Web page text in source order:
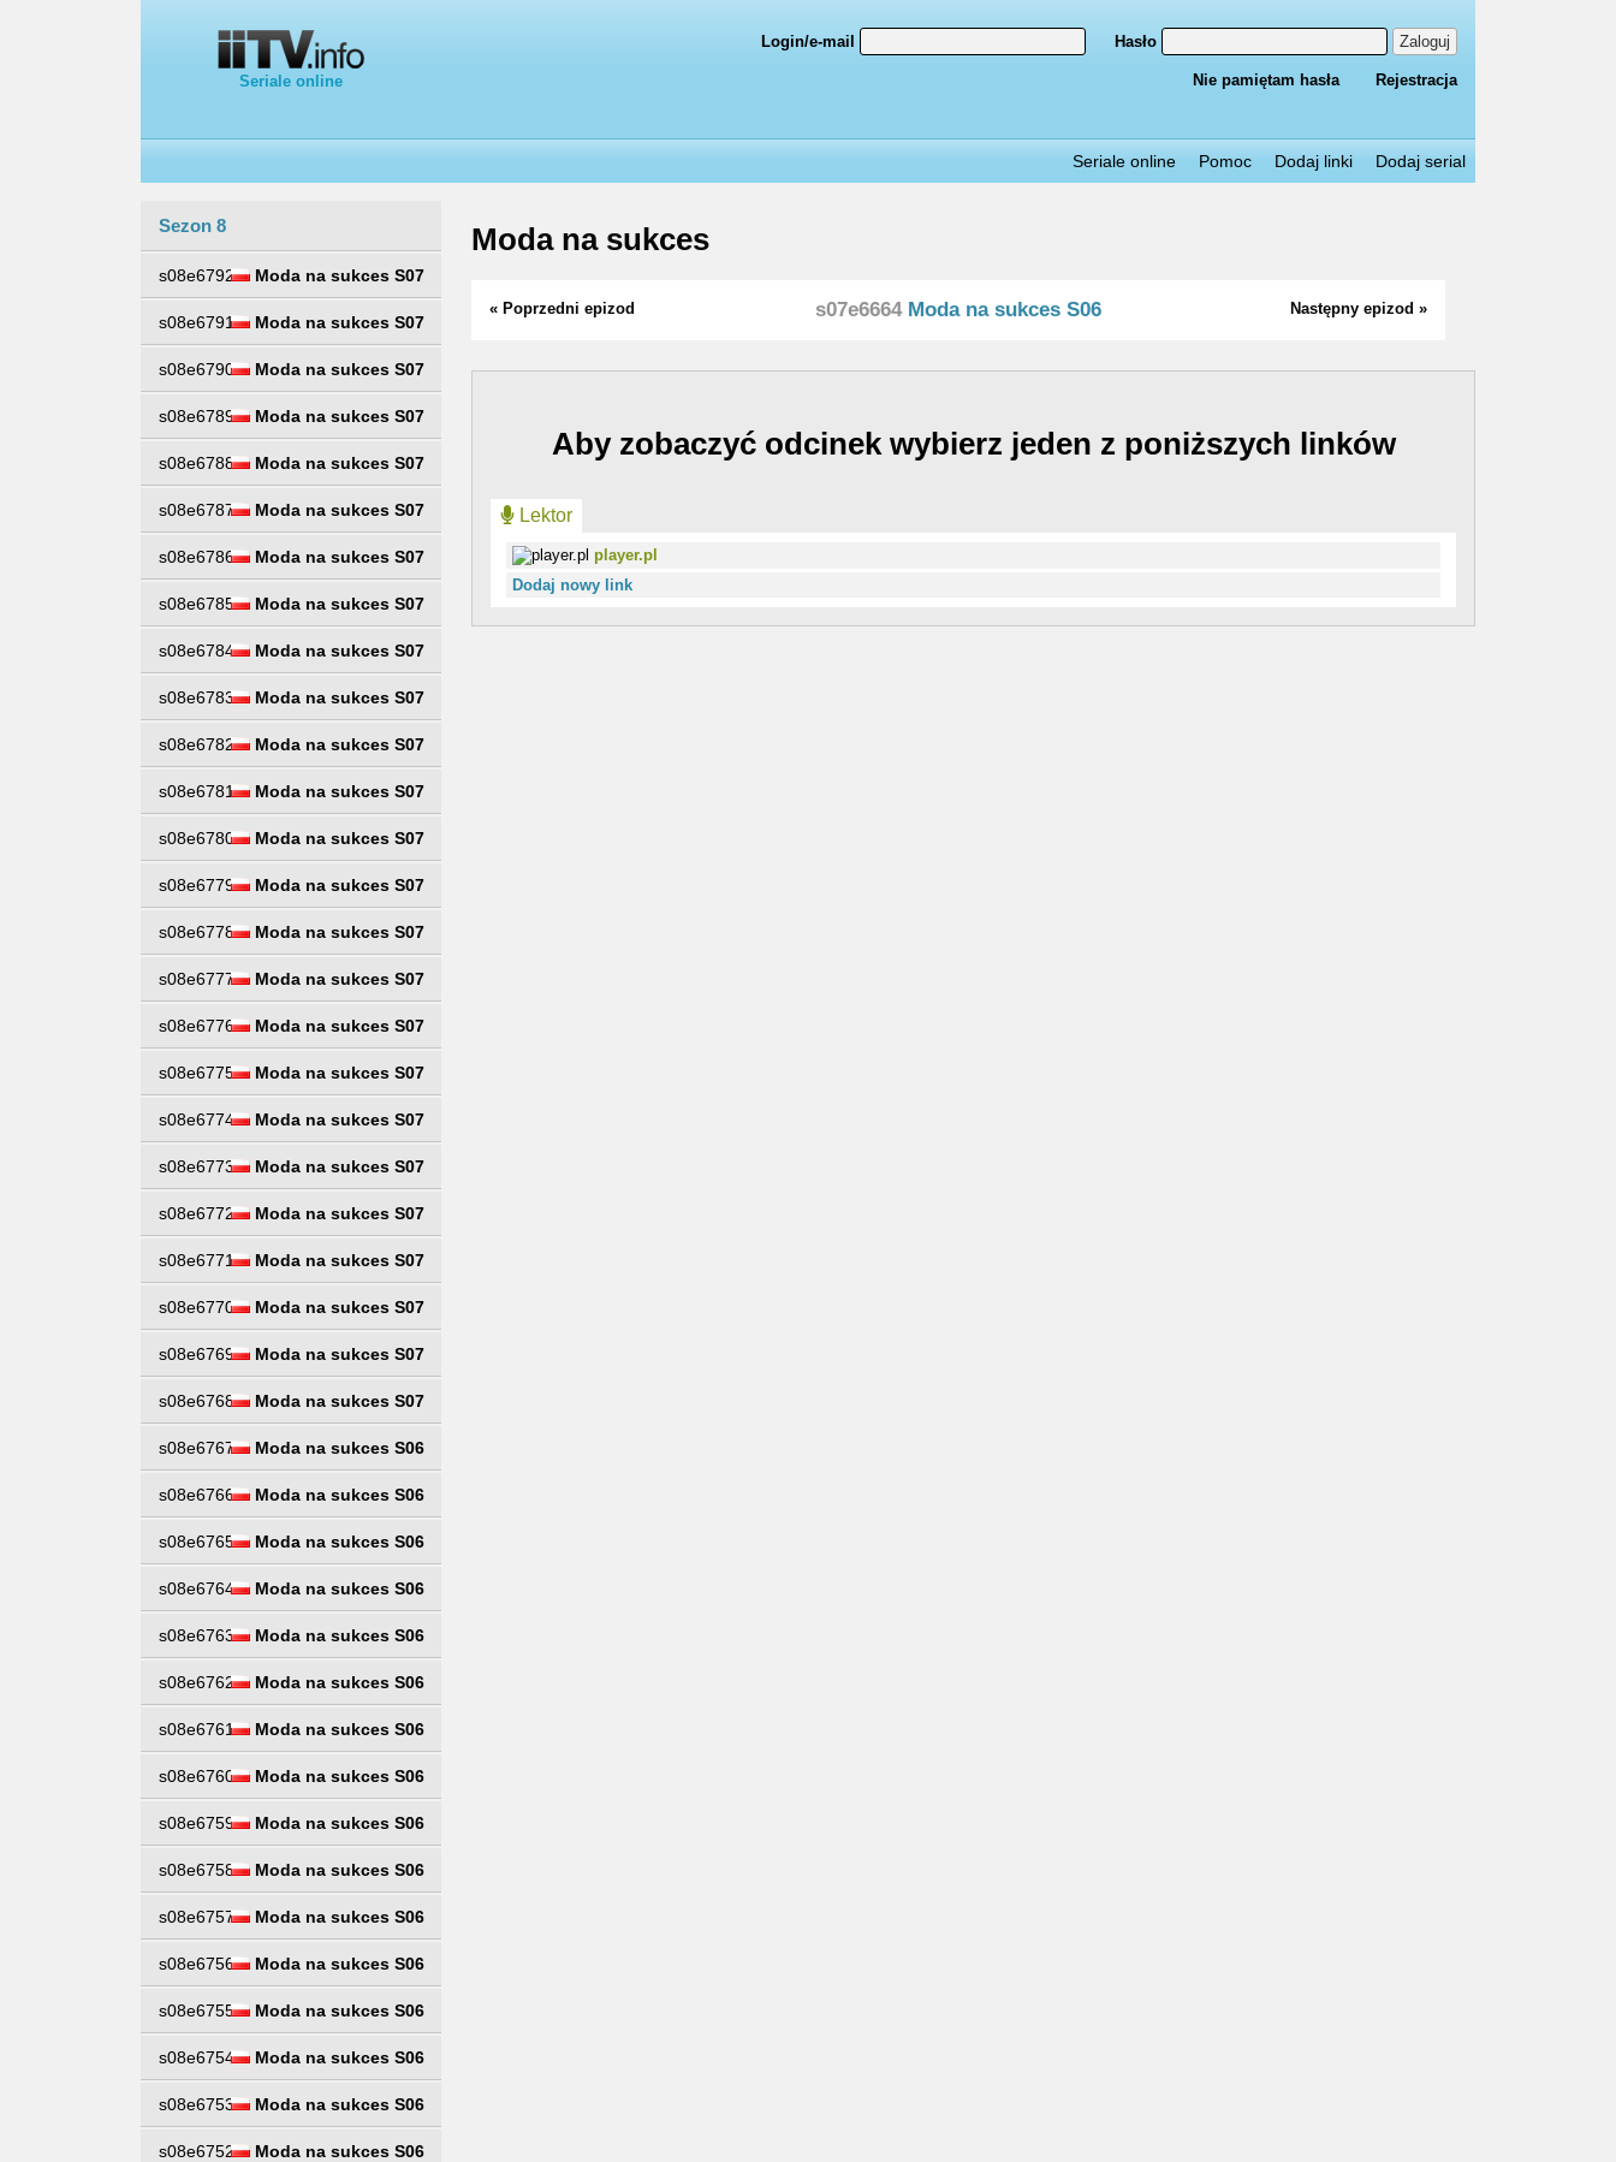
Seriale online
Login/e-mail Hasło Zaloguj
Nie pamiętam hasła Rejestracja
Seriale online Pomoc Dodaj linki Dodaj serial
Sezon 8
s08e6792 Moda na sukces S07
s08e6791 Moda na sukces S07
s08e6790 Moda na sukces S07
s08e6789 Moda na sukces S07
s08e6788 Moda na sukces S07
s08e6787 Moda na sukces S07
s08e6786 Moda na sukces S07
s08e6785 Moda na sukces S07
s08e6784 Moda na sukces S07
s08e6783 Moda na sukces S07
s08e6782 Moda na sukces S07
s08e6781 Moda na sukces S07
s08e6780 Moda na sukces S07
s08e6779 Moda na sukces S07
s08e6778 Moda na sukces S07
s08e6777 Moda na sukces S07
s08e6776 Moda na sukces S07
s08e6775 Moda na sukces S07
s08e6774 Moda na sukces S07
s08e6773 Moda na sukces S07
s08e6772 Moda na sukces S07
s08e6771 Moda na sukces S07
s08e6770 Moda na sukces S07
s08e6769 Moda na sukces S07
s08e6768 Moda na sukces S07
s08e6767 Moda na sukces S06
s08e6766 Moda na sukces S06
s08e6765 Moda na sukces S06
s08e6764 Moda na sukces S06
s08e6763 Moda na sukces S06
s08e6762 Moda na sukces S06
s08e6761 Moda na sukces S06
s08e6760 Moda na sukces S06
s08e6759 Moda na sukces S06
s08e6758 Moda na sukces S06
s08e6757 Moda na sukces S06
s08e6756 Moda na sukces S06
s08e6755 Moda na sukces S06
s08e6754 Moda na sukces S06
s08e6753 Moda na sukces S06
s08e6752 Moda na sukces S06
Moda na sukces
« Poprzedni epizod Następny epizod »
s07e6664Moda na sukces S06
Aby zobaczyć odcinek wybierz jeden z poniższych linków
Lektor
player.pl
Dodaj nowy link